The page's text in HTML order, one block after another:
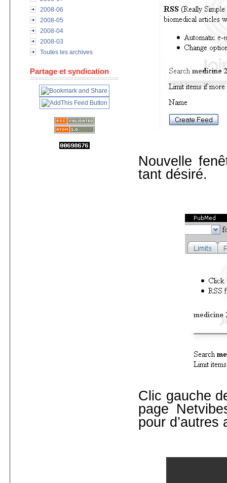
2008-06
2008-05
2008-04
2008-03
Toutes les archives
Partage et syndication
Nouvelle
tant désiré.
Clic gauche
page
pour d’autres